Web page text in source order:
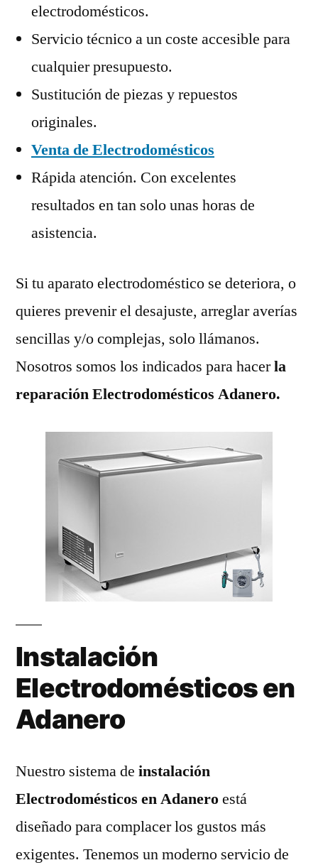
electrodomésticos.
Servicio técnico a un coste accesible para
cualquier presupuesto.
Sustitución de piezas y repuestos
originales.
Venta de Electrodomésticos
Rápida atención. Con excelentes
resultados en tan solo unas horas de
asistencia.
Si tu aparato electrodoméstico se deteriora, o
quieres prevenir el desajuste, arreglar averías
sencillas y/o complejas, solo llámanos.
Nosotros somos los indicados para hacerla
reparación Electrodomésticos Adanero.
Instalación
Electrodomésticos en
Adanero
Nuestro sistema de instalación
Electrodomésticos en Adaneroestá
diseñado para complacer los gustos más
exigentes. Tenemos un moderno servicio de